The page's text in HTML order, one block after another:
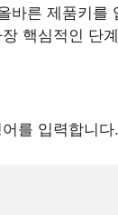
바른 제품키
핵심적인 단
를 입력합니다.